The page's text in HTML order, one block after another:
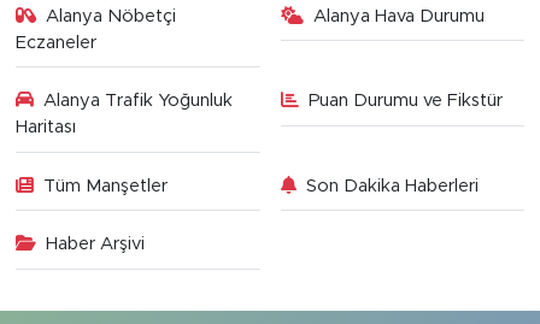
Alanya Nöbetçi
Eczaneler
Alanya Hava Durumu
Alanya Trafik Yoğunluk
Haritası
Puan Durumu ve Fikstür
Tüm Manşetler Son Dakika Haberleri
Haber Arşivi